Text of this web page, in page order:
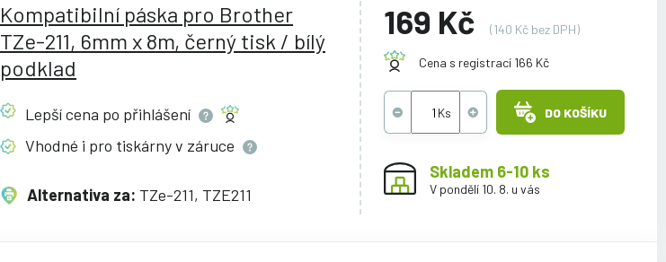
Kompatibilní páska pro Brother
TZe-211, 6mm x 8m, černý tisk / bílý
podklad
Lepší cena po přihlášení
Vhodné i pro tiskárny v záruce
Alternativa za: TZe-211, TZE211
169 Kč (140 Kč bez DPH)
Cena s registrací 166 Kč
DO KOŠÍKU
Skladem 6-10 ks
V pondělí 10. 8. u vás